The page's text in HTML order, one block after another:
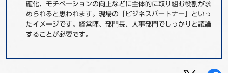
確化、モチベーションの向上などに主体的に取り組む役割が求
められると思われます。現場の「ビジネスパートナー」といっ
たイメージです。経営陣、部門長、人事部門でしっかりと議論
することが必要です。